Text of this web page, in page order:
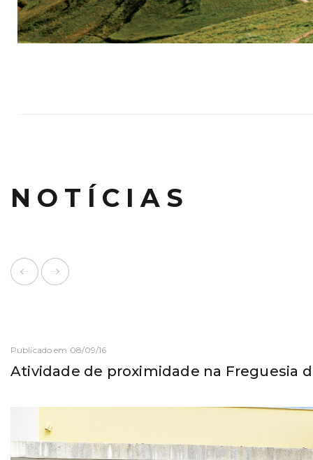
NOTÍCIAS
Publicado em 08/09/16
Atividade de proximidade na Freguesia